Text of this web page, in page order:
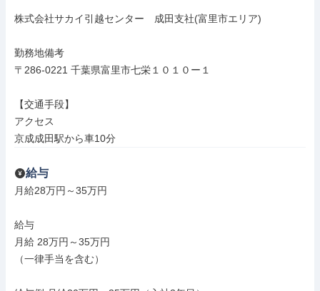
株式会社サカイ引越センター　成田支社(富里市エリア)
勤務地備考
〒286-0221 千葉県富里市七栄１０１０ー１
【交通手段】
アクセス
京成成田駅から車10分
給与
月給28万円～35万円
給与
月給 28万円～35万円
（一律手当を含む）